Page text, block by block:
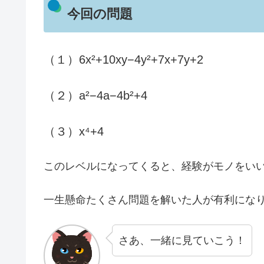
今回の問題
（１）6x²+10xy−4y²+7x+7y+2
（２）a²−4a−4b²+4
（３）x⁴+4
このレベルになってくると、経験がモノをいい
一生懸命たくさん問題を解いた人が有利になり
さあ、一緒に見ていこう！